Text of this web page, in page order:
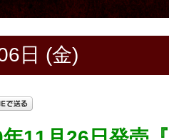
日 (金)